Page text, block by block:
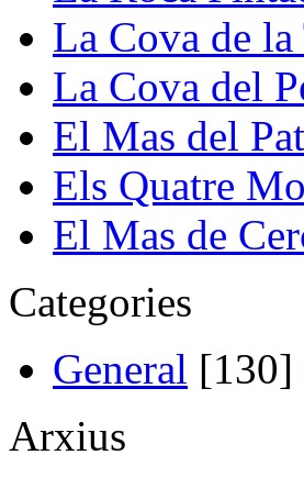
La Cova de
La Cova del
El Mas del
Els Quatre
El Mas de
Categories
General [130]
Arxius